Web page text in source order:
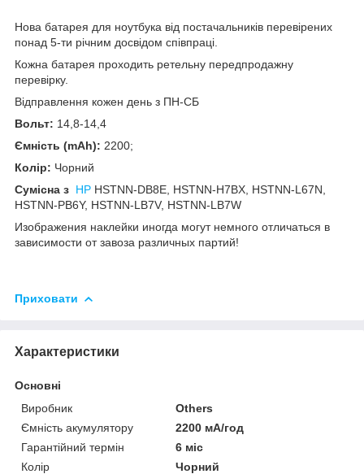
Нова батарея для ноутбука від постачальників перевірених
понад 5-ти річним досвідом співпраці.
Кожна батарея проходить ретельну передпродажну
перевірку.
Відправлення кожен день з ПН-СБ
Вольт: 14,8-14,4
Ємність (mAh): 2200;
Колір: Чорний
Сумісна з HP HSTNN-DB8E, HSTNN-H7BX, HSTNN-L67N,
HSTNN-PB6Y, HSTNN-LB7V, HSTNN-LB7W
Изображения наклейки иногда могут немного отличаться в
зависимости от завоза различных партий!
Приховати
Характеристики
Основні
Виробник
Others
Ємність акумулятору
2200 мА/год
Гарантійний термін
6 міс
Колір
Чорний